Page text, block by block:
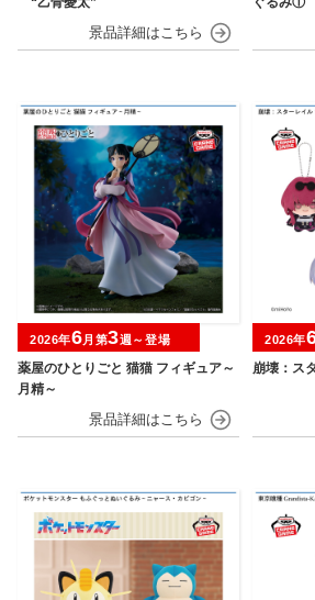
薬屋のひとりごと 猫猫 フィギュア～
月精～
2026年6月第3週～登場
崩壊：ス
2026年